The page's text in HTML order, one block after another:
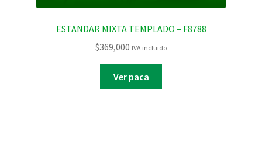
ESTANDAR MIXTA TEMPLADO – F8788
$369,000 IVA incluido
Ver paca